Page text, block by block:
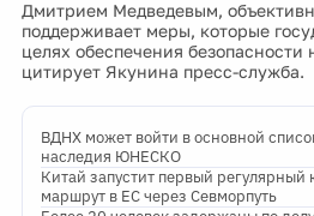
Дмитрием Медведевым,
поддерживает меры, которые
целях обеспечения безопасности
цитирует Якунина пресс-служба.
ВДНХ может войти в основной
наследия ЮНЕСКО
Китай запустит первый регулярный
маршрут в ЕС через Севморпуть